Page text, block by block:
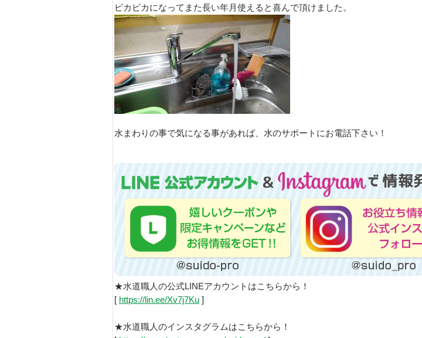
ピカピカになってまた長い年月使えると喜んで頂けました。
水まわりの事で気になる事があれば、水のサポートにお電話下さい！
★水道職人の公式LINEアカウントはこちらから！
[ https://lin.ee/Xv7j7Ku ]
★水道職人のインスタグラムはこちらから！